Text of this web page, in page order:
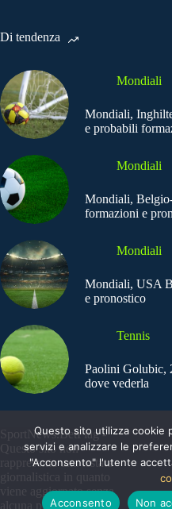
Di tendenza
Mondiali
Mondiali,
e probabili
Mondiali
Mondiali,
formazioni e
Mondiali
Mondiali, USA
e pronostico
Tennis
Paolini Golubic,
dove vederla
SportNews.BetFlag -
Questo sito non
rappresenta una testata
giornalistica in quanto
viene aggiornato senza
alcuna periodicità
Questo sito utilizza cookie
servizi e analizzare le
"Acconsento" l'utente
Acconsento
Non